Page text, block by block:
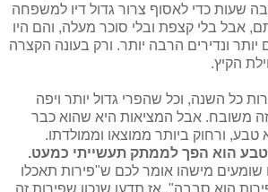
שעות כדי לאסוף צרור גדול דיו למשפחה
אבל בלי קצפת ובלי סוכר מעלה, והם היו
ונדירים הרבה יותר. ורק בעונה הקצרה
הקיץ.
כל השנה, וכל שהפרי גדול יותר ויפה
זה משובח. אבל המציאות היא שהוא כבר
ורחוק ביותר ממוצאו וממולדתו.
הוא הפך לממתק תעשייתי כמעט.
מישהו אומר לכם ש"פירות תאכלו
הוא סבבה", אז תדעו שנכון שפירות זה